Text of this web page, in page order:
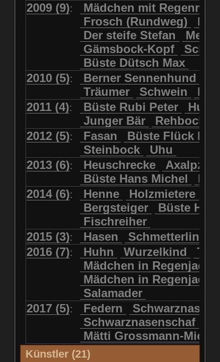
2009 (9):
Mädchen mit
Frosch (Rundweg)
Der steife Stefan
Gämsbock-Kopf
Büste Dütsch Max
2010 (5): Berner Sennenhund
Träumer
Schwein
2011 (4): Büste Rubi Peter
Junger Bär
2012 (5): Fasan
Büste Flück
Steinbock
Uhu
2013 (6): Heuschrecke
Büste Hans Michel
2014 (6): Henne Holzmietere
Bergsteiger
Büste HP
Fischreiher
2015 (3): Hasen Schmetterlinge
2016 (7): Huhn Wurzelkind
Mädchen in
Mädchen in Regenjacke
Salamader
2017 (5): Federn
Schwarznasenschaf
Mätti Grossmann-
Künstler (21)